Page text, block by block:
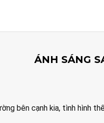
ÁNH SÁNG
bên cạnh kia, tình hình